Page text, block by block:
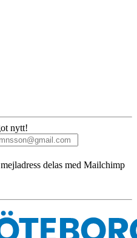
nytt!
delas med Mailchimp